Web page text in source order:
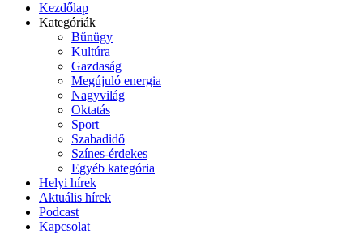
Kezdőlap
Kategóriák
Bűnügy
Kultúra
Gazdaság
Megújuló energia
Nagyvilág
Oktatás
Sport
Szabadidő
Színes-érdekes
Egyéb kategória
Helyi hírek
Aktuális hírek
Podcast
Kapcsolat